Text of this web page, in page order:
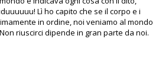
Lì ho capito che se il corpo e i
in ordine, noi veniamo al mondo
riuscirci dipende in gran parte da noi.